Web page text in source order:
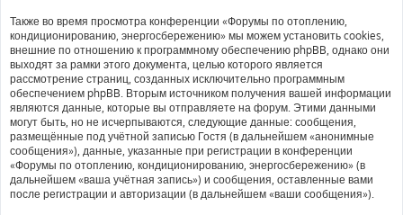
Также во время просмотра конференции «Форумы по отоплению,
кондиционированию, энергосбережению» мы можем установить cookies,
внешние по отношению к программному обеспечению phpBB, однако они
выходят за рамки этого документа, целью которого является
рассмотрение страниц, созданных исключительно программным
обеспечением phpBB. Вторым источником получения вашей информации
являются данные, которые вы отправляете на форум. Этими данными
могут быть, но не исчерпываются, следующие данные: сообщения,
размещённые под учётной записью Гостя (в дальнейшем «анонимные
сообщения»), данные, указанные при регистрации в конференции
«Форумы по отоплению, кондиционированию, энергосбережению» (в
дальнейшем «ваша учётная запись») и сообщения, оставленные вами
после регистрации и авторизации (в дальнейшем «ваши сообщения»).